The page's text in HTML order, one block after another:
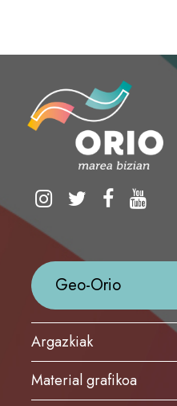
Geo-Orio
Argazkiak
Material grafikoa